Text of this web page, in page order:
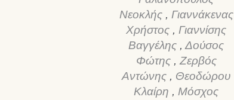
Νεοκλής , Γιαννάκενας
Χρήστος ,Γιαννίσης
Βαγγέλης ,Δούσος
Φώτης ,Ζερβός
Αντώνης , Θεοδώρου
Κλαίρη ,Μόσχος